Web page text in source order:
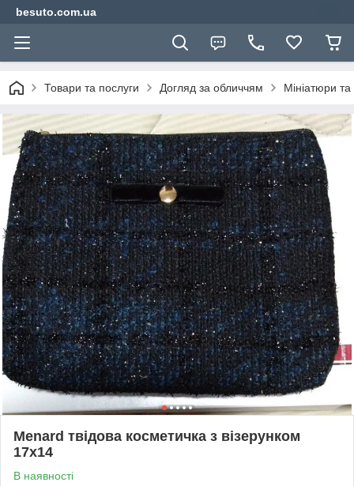
besuto.com.ua
Товари та послуги Догляд за обличчям Мініатюри
Menard твідова косметичка з візерунком
17х14
В наявності